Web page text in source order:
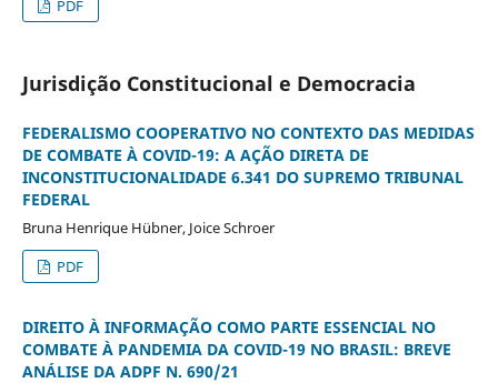
PDF
Jurisdição Constitucional e Democracia
FEDERALISMO COOPERATIVO NO CONTEXTO DAS MEDIDAS
DE COMBATE À COVID-19: A AÇÃO DIRETA DE
INCONSTITUCIONALIDADE 6.341 DO SUPREMO TRIBUNAL
FEDERAL
Bruna Henrique Hübner, Joice Schroer
PDF
DIREITO À INFORMAÇÃO COMO PARTE ESSENCIAL NO
COMBATE À PANDEMIA DA COVID-19 NO BRASIL: BREVE
ANÁLISE DA ADPF N. 690/21